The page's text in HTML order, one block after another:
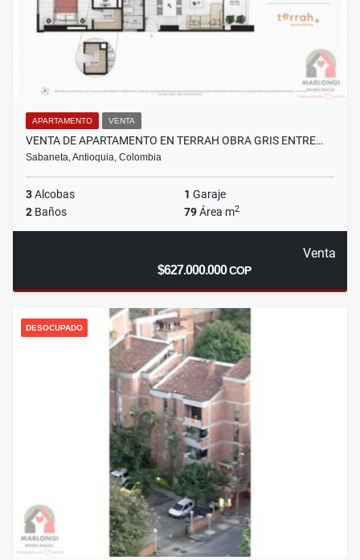
APARTAMENTO VENTA
VENTA DE APARTAMENTO EN TERRAH OBRA GRIS ENTRE…
Sabaneta, Antioquia, Colombia
3Alcobas 1 Garaje
2 Baños 79Área m2
Venta
$627.000.000COP
DESOCUPADO